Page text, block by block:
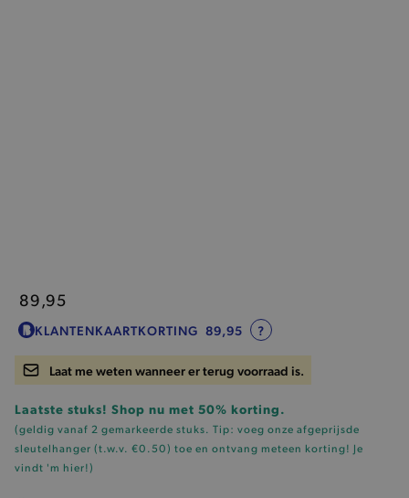
89,95
KLANTENKAARTKORTING 89,95 ?
Laat me weten wanneer er terug voorraad is.
Laatste stuks! Shop nu met 50% korting.
(geldig vanaf 2 gemarkeerde stuks. Tip: voeg onze afgeprijsde
sleutelhanger (t.w.v. €0.50) toe en ontvang meteen korting! Je
vindt 'm hier!)